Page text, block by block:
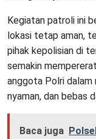
Kegiatan patroli ini
lokasi tetap aman,
pihak kepolisian di
semakin
anggota Polri dalam
nyaman, dan bebas
Baca juga